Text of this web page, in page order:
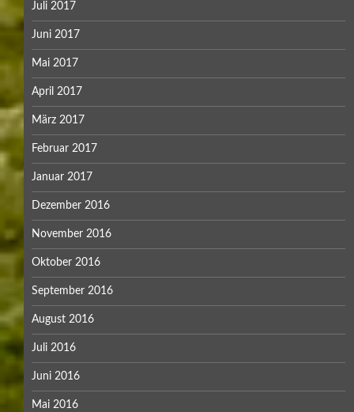
Juli 2017
Juni 2017
Mai 2017
April 2017
März 2017
Februar 2017
Januar 2017
Dezember 2016
November 2016
Oktober 2016
September 2016
August 2016
Juli 2016
Juni 2016
Mai 2016